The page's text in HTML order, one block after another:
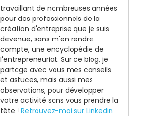
travaillant de nombreuses années
pour des professionnels de la
création d'entreprise que je suis
devenue, sans m'en rendre
compte, une encyclopédie de
l'entrepreneuriat. Sur ce blog, je
partage avec vous mes conseils
et astuces, mais aussi mes
observations, pour développer
votre activité sans vous prendre la
tête ! Retrouvez-moi sur Linkedin